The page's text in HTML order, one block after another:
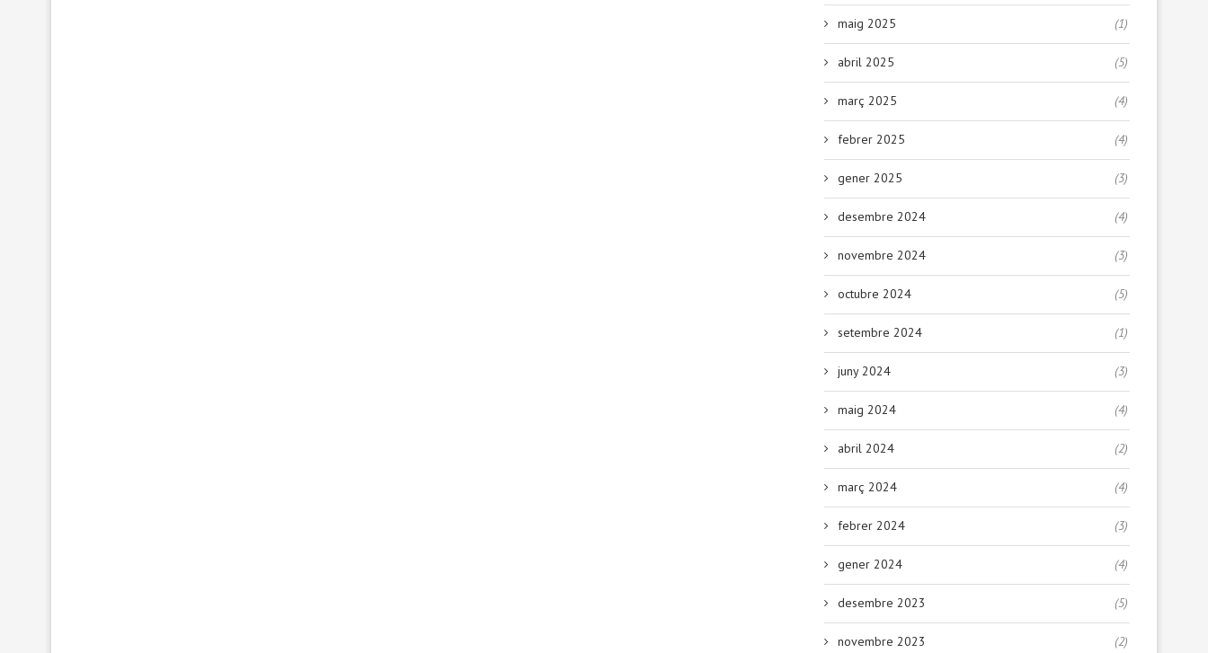
maig 2025 (1)
abril 2025 (5)
març 2025 (4)
febrer 2025 (4)
gener 2025 (3)
desembre 2024 (4)
novembre 2024 (3)
octubre 2024 (5)
setembre 2024 (1)
juny 2024 (3)
maig 2024 (4)
abril 2024 (2)
març 2024 (4)
febrer 2024 (3)
gener 2024 (4)
desembre 2023 (5)
novembre 2023 (2)